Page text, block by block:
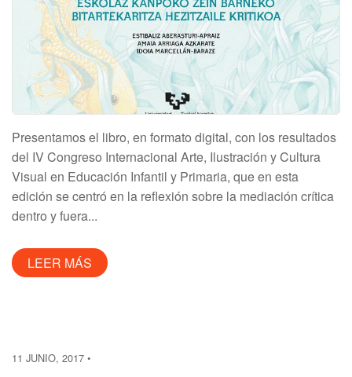
Presentamos el libro, en formato digital, con los resultados
del IV Congreso Internacional Arte, Ilustración y Cultura
Visual en Educación Infantil y Primaria, que en esta
edición se centró en la reflexión sobre la mediación crítica
dentro y fuera...
LEER MÁS
11 JUNIO, 2017